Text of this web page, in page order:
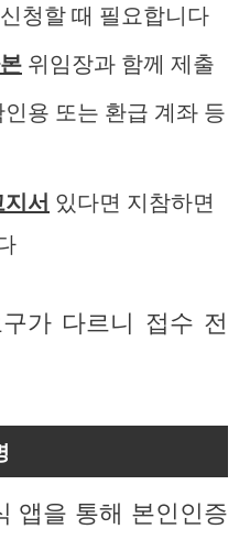
청할 때 필요합니다
위임장과 함께 제출
인용 또는 환급 계좌 등
서 있다면 지참하면
가 다르니 접수 전
앱을 통해 본인인증